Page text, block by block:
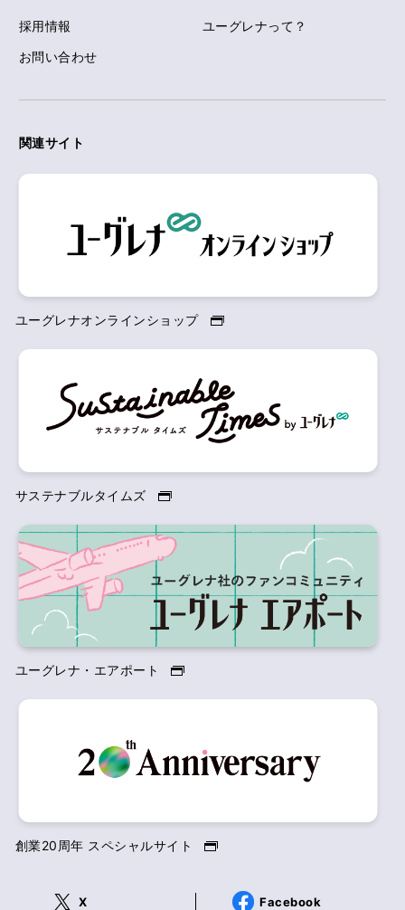
採用情報
ユーグレナって？
お問い合わせ
関連サイト
ユーグレナオンラインショップ
サステナブルタイムズ
ユーグレナ・エアポート
創業20周年 スペシャルサイト
X Facebook